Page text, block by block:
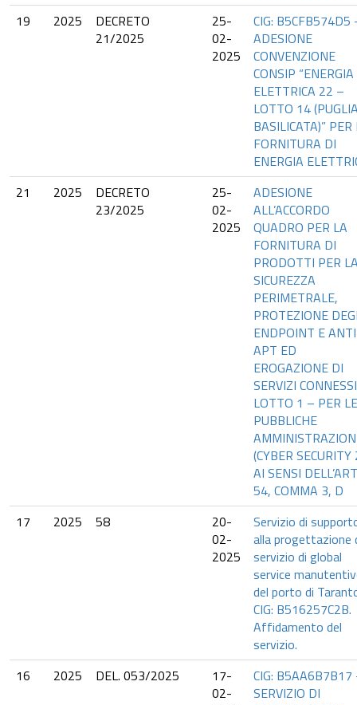
19
2025
DECRETO
21/2025
25-
02-
2025
CIG: B5CFB574D5
ADESIONE
CONVENZIONE
CONSIP “ENERGIA
ELETTRICA 22 –
LOTTO 14
BASILICATA)” PER
FORNITURA DI
ENERGIA
21
2025
DECRETO
23/2025
25-
02-
2025
ADESIONE
ALL’ACCORDO
QUADRO PER LA
FORNITURA DI
PRODOTTI PER
SICUREZZA
PERIMETRALE,
PROTEZIONE
ENDPOINT E
APT ED
EROGAZIONE DI
SERVIZI
LOTTO 1 – PER LE
PUBBLICHE
(CYBER SECURITY
AI SENSI
54, COMMA 3, D
17
2025 58
20-
02-
2025
Servizio di
alla progettazione
servizio di global
service
del porto di
CIG: B516257C2B.
Affidamento del
servizio.
16
2025 DEL. 053/2025
17-
02-
CIG: B5AA6B7B17
SERVIZIO DI